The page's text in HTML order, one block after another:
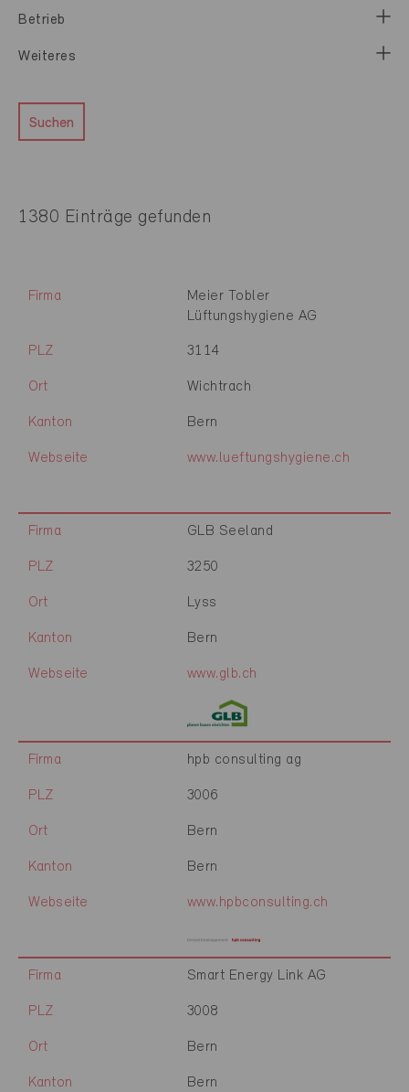
Betrieb
Weiteres
Suchen
1380 Einträge gefunden
Firma
Meier Tobler
Lüftungshygiene AG
PLZ 3114
Ort Wichtrach
Kanton Bern
Webseite www.lueftungshygiene.ch
Firma GLB Seeland
PLZ 3250
Ort Lyss
Kanton Bern
Webseite www.glb.ch
Firma hpb consulting ag
PLZ 3006
Ort Bern
Kanton Bern
Webseite www.hpbconsulting.ch
Firma Smart Energy Link AG
PLZ 3008
Ort Bern
Kanton Bern